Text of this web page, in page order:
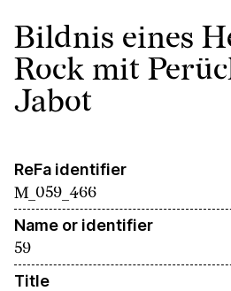
Bildnis eines
Rock mit
Jabot
ReFa identifier
M_059_466
Name or identifier
59
Title